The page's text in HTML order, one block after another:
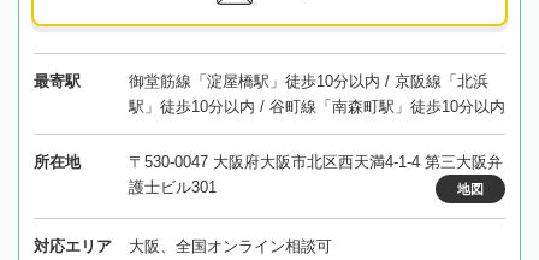
最寄駅
御堂筋線「淀屋橋駅」徒歩10分以内 / 京阪線「北浜
駅」徒歩10分以内 / 谷町線「南森町駅」徒歩10分以内
所在地
〒530-0047 大阪府大阪市北区西天満4-1-4 第三大阪弁
護士ビル301
地図
対応エリア 大阪、全国オンライン相談可